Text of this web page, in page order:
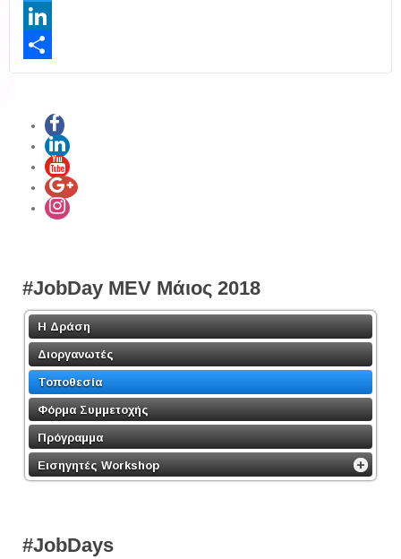
Twitter
LinkedIn
Share
#JobDay MEV Μάιος 2018
Η Δράση
Διοργανωτές
Τοποθεσία
Φόρμα Συμμετοχής
Πρόγραμμα
Εισηγητές Workshop
#JobDays